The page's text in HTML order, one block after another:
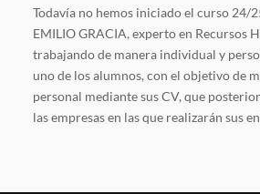
Todavía no hemos iniciado el curso 24/
EMILIO GRACIA, experto en Recursos
trabajando de manera individual y
uno de los alumnos, con el objetivo de
personal mediante sus CV, que
las empresas en las que realizarán sus